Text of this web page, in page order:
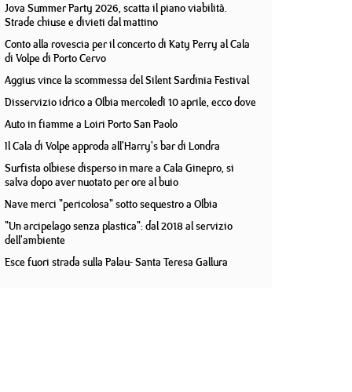
Jova Summer Party 2026, scatta il piano viabilità.
Strade chiuse e divieti dal mattino
Conto alla rovescia per il concerto di Katy Perry al Cala
di Volpe di Porto Cervo
Aggius vince la scommessa del Silent Sardinia Festival
Disservizio idrico a Olbia mercoledì 10 aprile, ecco dove
Auto in fiamme a Loiri Porto San Paolo
Il Cala di Volpe approda all'Harry's bar di Londra
Surfista olbiese disperso in mare a Cala Ginepro, si
salva dopo aver nuotato per ore al buio
Nave merci "pericolosa" sotto sequestro a Olbia
"Un arcipelago senza plastica": dal 2018 al servizio
dell'ambiente
Esce fuori strada sulla Palau- Santa Teresa Gallura